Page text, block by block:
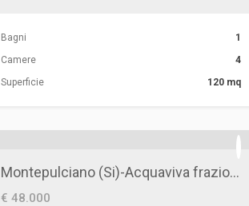
Bagni
1
Camere
4
Superficie
120 mq
Montepulciano (Si)-Acquaviva frazione di Montepulciano-trilocale con camino
€ 48.000